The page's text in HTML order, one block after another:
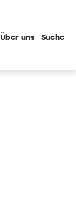
Über uns Suche